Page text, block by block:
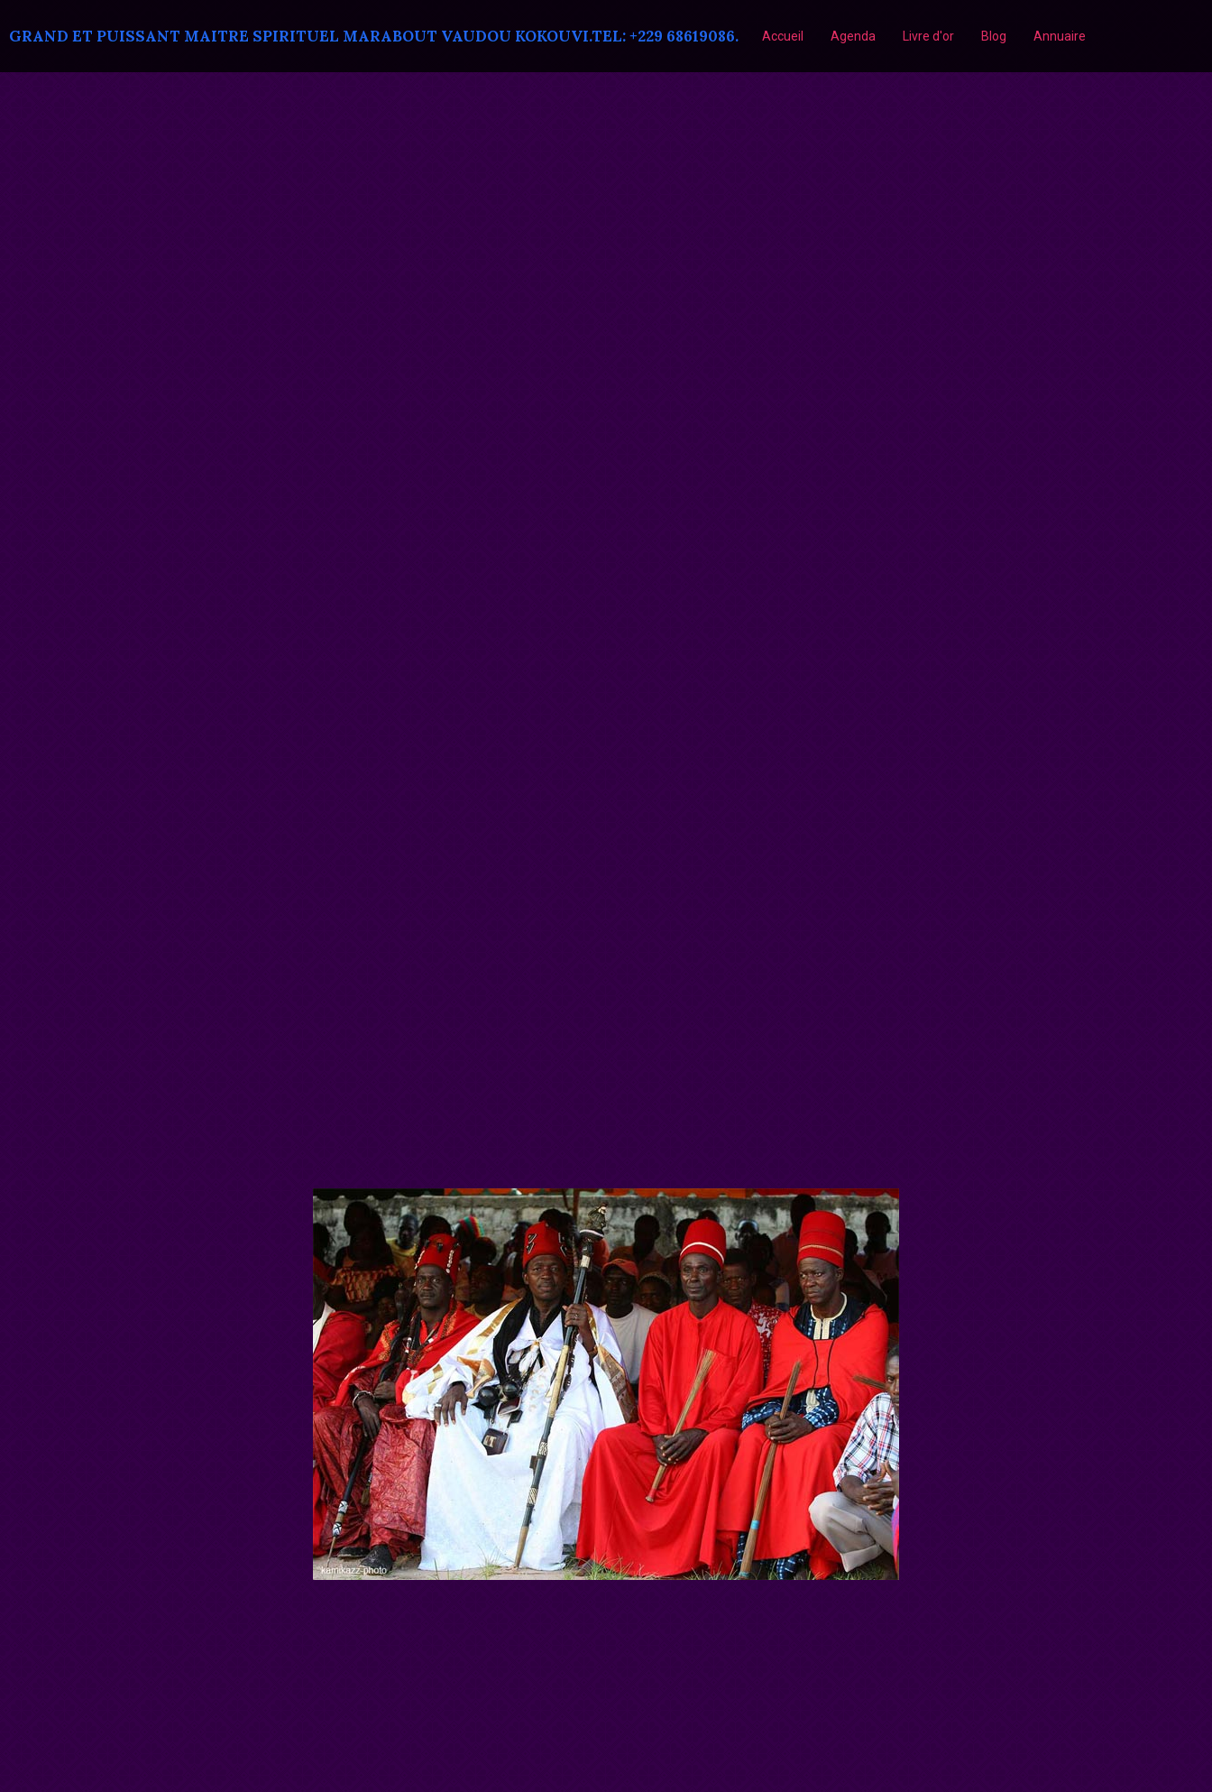
GRAND ET PUISSANT MAITRE SPIRITUEL MARABOUT VAUDOU KOKOUVI.TEL: +229 68619086. Accueil Agenda Livre d'or Blog Annuaire